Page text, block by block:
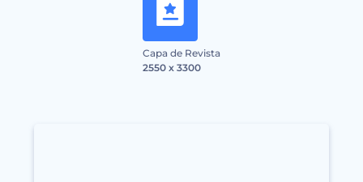
Capa de Revista
2550 x 3300